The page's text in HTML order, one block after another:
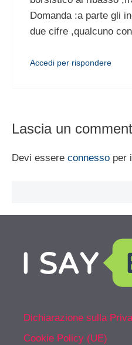
Domanda :a parte gli
due cifre ,qualcuno
Accedi per rispondere
Lascia un
Devi essere connesso per
Dichiarazione sulla
Cookie Policy (UE)